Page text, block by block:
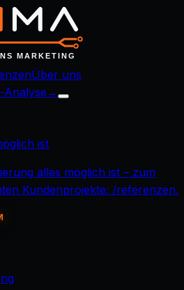
Über uns
Analyse →
ist
alles möglich ist – zum
Kundenprojekte: /referenzen.